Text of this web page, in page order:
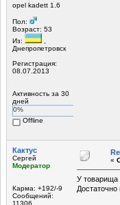
opel kadett 1.6
Пол:
Возраст: 53
Из:
Днепропетровск
Регистрация:
08.07.2013
Активность за 30
дней
0%
Offline
Кактус
Сергей
Модератор
Карма: +192/-9
Сообщений:
11306
«
У товарища